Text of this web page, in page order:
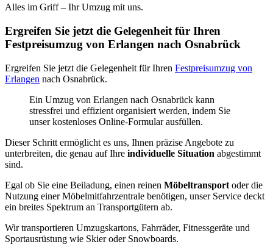
Alles im Griff – Ihr Umzug mit uns.
Ergreifen Sie jetzt die Gelegenheit für Ihren
Festpreisumzug von Erlangen nach Osnabrück
Ergreifen Sie jetzt die Gelegenheit für Ihren Festpreisumzug von
Erlangen nach Osnabrück.
Ein Umzug von Erlangen nach Osnabrück kann
stressfrei und effizient organisiert werden, indem Sie
unser kostenloses Online-Formular ausfüllen.
Dieser Schritt ermöglicht es uns, Ihnen präzise Angebote zu
unterbreiten, die genau auf Ihre individuelle Situation abgestimmt
sind.
Egal ob Sie eine Beiladung, einen reinen Möbeltransport oder die
Nutzung einer Möbelmitfahrzentrale benötigen, unser Service deckt
ein breites Spektrum an Transportgütern ab.
Wir transportieren Umzugskartons, Fahrräder, Fitnessgeräte und
Sportausrüstung wie Skier oder Snowboards.